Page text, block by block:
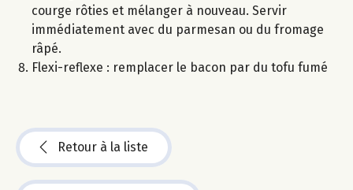
courge rôties et mélanger à nouveau. Servir
immédiatement avec du parmesan ou du fromage
râpé.
Flexi-reflexe : remplacer le bacon par du tofu fumé
Retour à la liste